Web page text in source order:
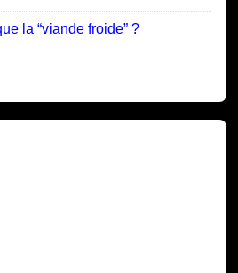
la “viande froide” ?